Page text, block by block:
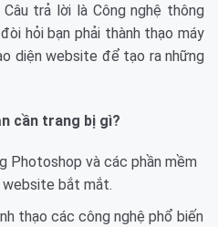
trả lời là Công nghệ thông
hỏi bạn phải thành thạo máy
diện website để tạo ra những
cần trang bị gì?
Photoshop và các phần mềm
bắt mắt.
thạo các công nghệ phổ biến